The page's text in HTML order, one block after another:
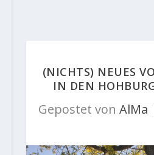
(NICHTS) NEUES
IN DEN
Gepostet von AlMa